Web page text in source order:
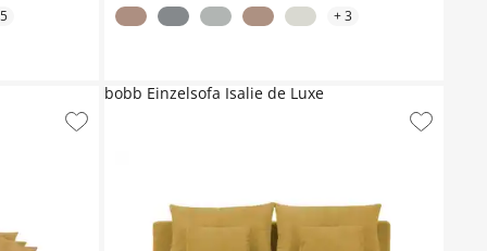
5 +3
bobb Einzelsofa Isalie de Luxe